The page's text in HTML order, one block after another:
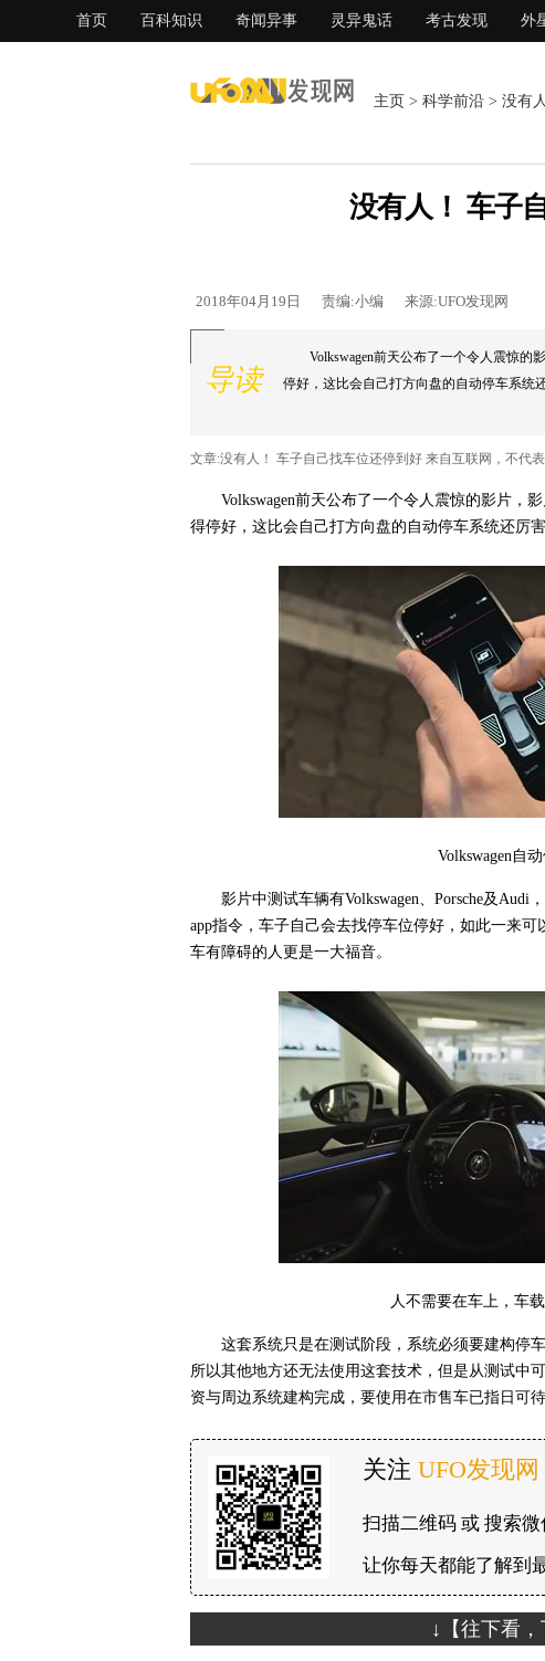
首页 百科知识 奇闻异事 灵异鬼话 考古发现 外
主页 > 科学前沿 > 没有
没有人！ 车子
2018年04月19日 责编:小编 来源:UFO发现网
导读
Volkswagen前天公布了一个令人震惊
停好，这比会自己打方向盘的自动停车系统
文章:没有人！ 车子自己找车位还停到好 来自互联网，不代
Volkswagen前天公布了一个令人震惊的影片，
得停好，这比会自己打方向盘的自动停车系统还厉
Volkswagen自
影片中测试车辆有Volkswagen、Porsche及
app指令，车子自己会去找停车位停好，如此一来
车有障碍的人更是一大福音。
人不需要在车上，车
这套系统只是在测试阶段，系统必须要建构停
所以其他地方还无法使用这套技术，但是从测试中
资与周边系统建构完成，要使用在市售车已指日可待
关注 UFO发现网
扫描二维码 或 搜索微
让你每天都能了解到
↓【往下看